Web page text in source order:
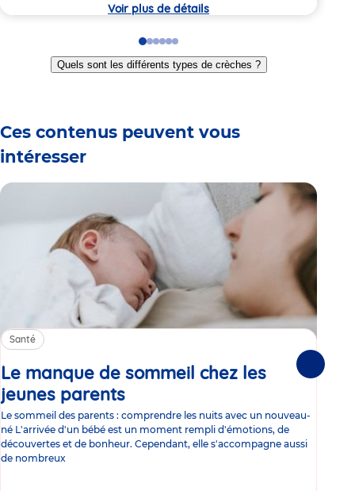
Voir plus de détails
Go
to
slide
Go
to
slide
Go
to
slide
Go
to
slide
Go
to
slide
Go
to
slide
Quels sont les différents types de crèches ?
Ces contenus peuvent vous
intéresser
Santé
Le manque de sommeil chez les
jeunes parents
Le sommeil des parents : comprendre les nuits avec un nouveau-
né L'arrivée d'un bébé est un moment rempli d'émotions, de
découvertes et de bonheur. Cependant, elle s'accompagne aussi
de nombreux